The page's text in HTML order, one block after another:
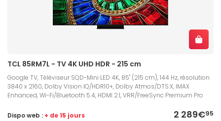
TCL 85RM7L - TV 4K UHD HDR - 215 cm
Google TV, Téléviseur SQD-Mini LED 4K, 85" (215 cm), 144 Hz, résolution
3840 x 2160, Dolby Vision IQ/HDR10+, Dolby Atmos/DTS:X, IMAX
Enhanced, Wi-Fi/Bluetooth 5.4, HDMI 2.1, VRR/FreeSync Premium Pro
2 289€95
Dispo web : + de 15 jours